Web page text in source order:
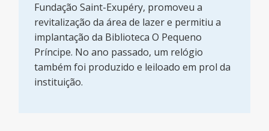
Fundação Saint-Exupéry, promoveu a
revitalização da área de lazer e permitiu a
implantação da Biblioteca O Pequeno
Príncipe. No ano passado, um relógio
também foi produzido e leiloado em prol da
instituição.